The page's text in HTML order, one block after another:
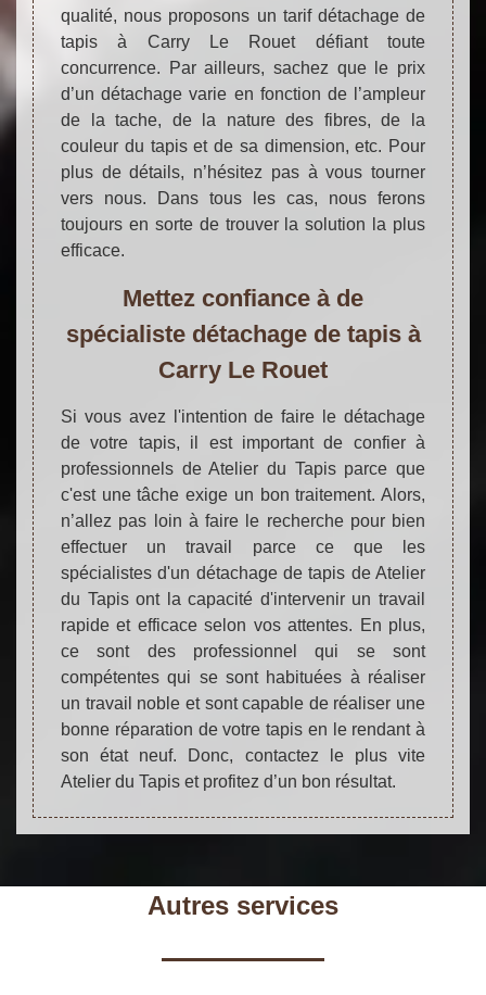
qualité, nous proposons un tarif détachage de
tapis à Carry Le Rouet défiant toute
concurrence. Par ailleurs, sachez que le prix
d’un détachage varie en fonction de l’ampleur
de la tache, de la nature des fibres, de la
couleur du tapis et de sa dimension, etc. Pour
plus de détails, n’hésitez pas à vous tourner
vers nous. Dans tous les cas, nous ferons
toujours en sorte de trouver la solution la plus
efficace.
Mettez confiance à de
spécialiste détachage de tapis à
Carry Le Rouet
Si vous avez l'intention de faire le détachage
de votre tapis, il est important de confier à
professionnels de Atelier du Tapis parce que
c'est une tâche exige un bon traitement. Alors,
n’allez pas loin à faire le recherche pour bien
effectuer un travail parce ce que les
spécialistes d'un détachage de tapis de Atelier
du Tapis ont la capacité d'intervenir un travail
rapide et efficace selon vos attentes. En plus,
ce sont des professionnel qui se sont
compétentes qui se sont habituées à réaliser
un travail noble et sont capable de réaliser une
bonne réparation de votre tapis en le rendant à
son état neuf. Donc, contactez le plus vite
Atelier du Tapis et profitez d’un bon résultat.
Autres services